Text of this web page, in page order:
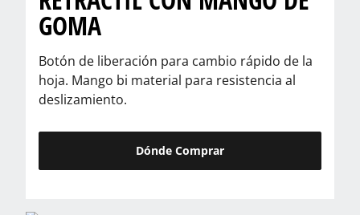
GOMA
Botón de liberación para cambio rápido de la
hoja. Mango bi material para resistencia al
deslizamiento.
Dónde Comprar